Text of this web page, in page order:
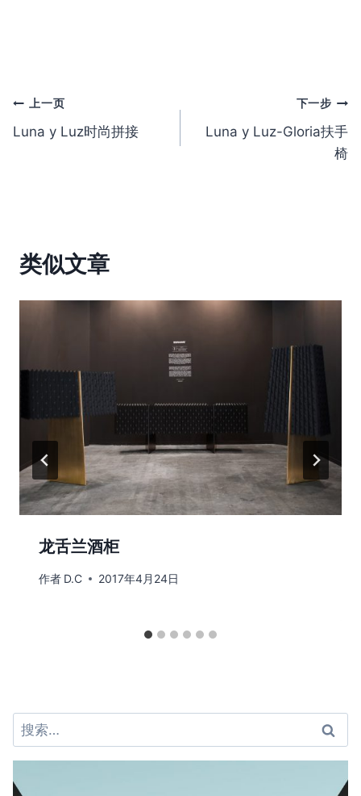
文
章
上一页
Luna y Luz时尚拼接
下一步
Luna y Luz-Gloria扶手
椅
类似文章
龙舌兰酒柜
作者 D.C 2017年4月24日
搜
索：